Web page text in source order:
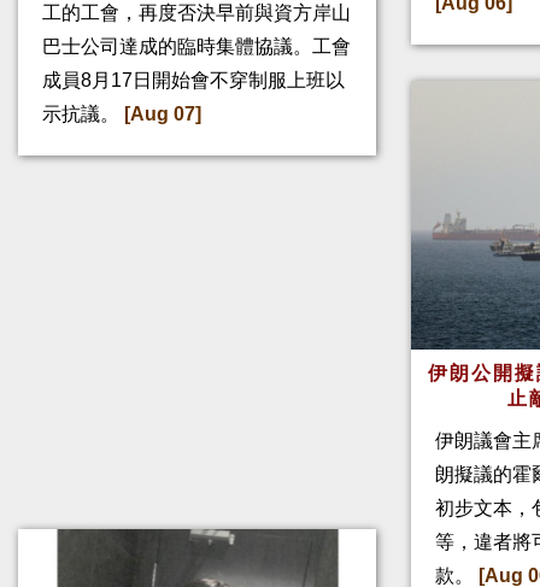
工的工會，再度否決早前與資方岸山
巴士公司達成的臨時集體協議。工會
成員8月17日開始會不穿制服上班以
示抗議。
[Aug 07]
伊朗公開
止
伊朗議會主
朗擬議的霍
初步文本，
等，違者將
款。
[Aug